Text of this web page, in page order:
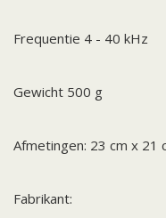
Frequentie 4 - 40 kHz
Gewicht 500 g
Afmetingen: 23 cm x 21
Fabrikant: